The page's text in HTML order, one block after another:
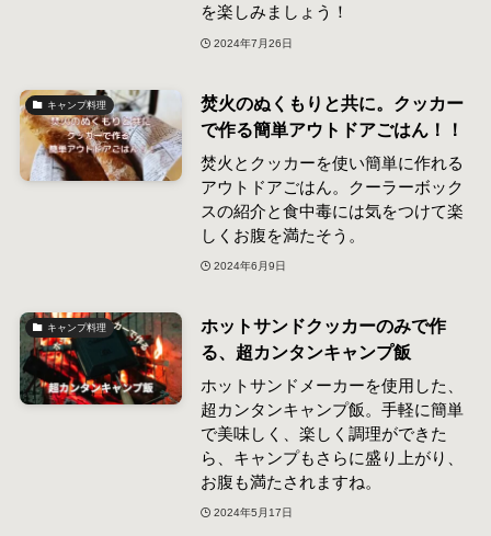
を楽しみましょう！
2024年7月26日
キャンプ料理
焚火のぬくもりと共に。クッカー
で作る簡単アウトドアごはん！！
焚火とクッカーを使い簡単に作れる
アウトドアごはん。クーラーボック
スの紹介と食中毒には気をつけて楽
しくお腹を満たそう。
2024年6月9日
キャンプ料理
ホットサンドクッカーのみで作
る、超カンタンキャンプ飯
ホットサンドメーカーを使用した、
超カンタンキャンプ飯。手軽に簡単
で美味しく、楽しく調理ができた
ら、キャンプもさらに盛り上がり、
お腹も満たされますね。
2024年5月17日